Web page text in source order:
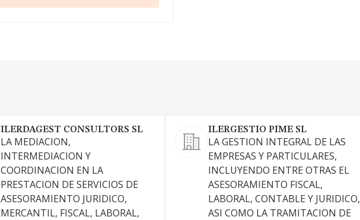
ILERDAGEST CONSULTORS SL
LA MEDIACION,
INTERMEDIACION Y
COORDINACION EN LA
PRESTACION DE SERVICIOS DE
ASESORAMIENTO JURIDICO,
MERCANTIL, FISCAL, LABORAL,
ILERGESTIO PIME SL
LA GESTION INTEGRAL DE LAS
EMPRESAS Y PARTICULARES,
INCLUYENDO ENTRE OTRAS EL
ASESORAMIENTO FISCAL,
LABORAL, CONTABLE Y JURIDICO,
ASI COMO LA TRAMITACION DE